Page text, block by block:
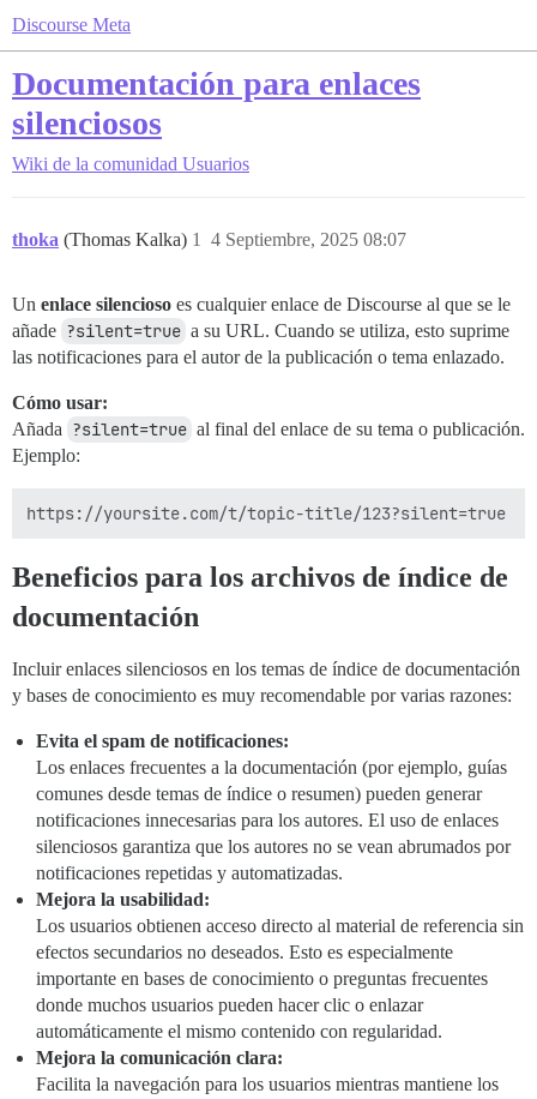
Discourse Meta
Documentación para enlaces
silenciosos
Wiki de la comunidad Usuarios
thoka (Thomas Kalka) 4 Septiembre, 2025 08:07
1
Un enlace silencioso es cualquier enlace de Discourse al que se le
añade ?silent=true a su URL. Cuando se utiliza, esto suprime
las notificaciones para el autor de la publicación o tema enlazado.
Cómo usar:
Añada ?silent=true al final del enlace de su tema o publicación.
Ejemplo:
Beneficios para los archivos de índice de
documentación
Incluir enlaces silenciosos en los temas de índice de documentación
y bases de conocimiento es muy recomendable por varias razones:
Evita el spam de notificaciones:
Los enlaces frecuentes a la documentación (por ejemplo, guías
comunes desde temas de índice o resumen) pueden generar
notificaciones innecesarias para los autores. El uso de enlaces
silenciosos garantiza que los autores no se vean abrumados por
notificaciones repetidas y automatizadas.
Mejora la usabilidad:
Los usuarios obtienen acceso directo al material de referencia sin
efectos secundarios no deseados. Esto es especialmente
importante en bases de conocimiento o preguntas frecuentes
donde muchos usuarios pueden hacer clic o enlazar
automáticamente el mismo contenido con regularidad.
Mejora la comunicación clara:
Facilita la navegación para los usuarios mientras mantiene los